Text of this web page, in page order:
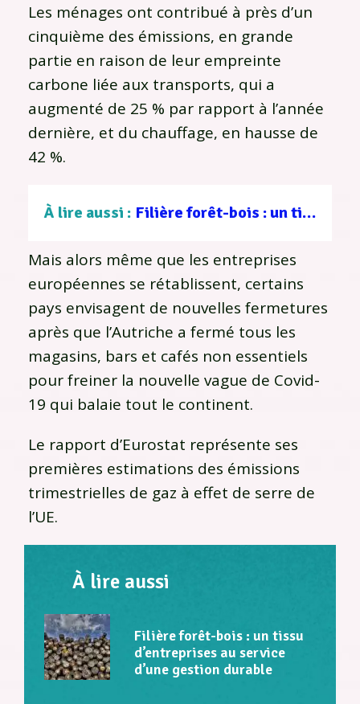
Les ménages ont contribué à près d’un
cinquième des émissions, en grande
partie en raison de leur empreinte
carbone liée aux transports, qui a
augmenté de 25 % par rapport à l’année
dernière, et du chauffage, en hausse de
42 %.
À lire aussi : Filière forêt-bois : un tissu d’entreprises au service d’une gestion durable
Mais alors même que les entreprises
européennes se rétablissent, certains
pays envisagent de nouvelles fermetures
après que l’Autriche a fermé tous les
magasins, bars et cafés non essentiels
pour freiner la nouvelle vague de Covid-
19 qui balaie tout le continent.
Le rapport d’Eurostat représente ses
premières estimations des émissions
trimestrielles de gaz à effet de serre de
l’UE.
À lire aussi
Filière forêt-bois : un tissu
d’entreprises au service
d’une gestion durable